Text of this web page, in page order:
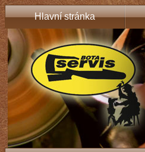
Hlavní stránka